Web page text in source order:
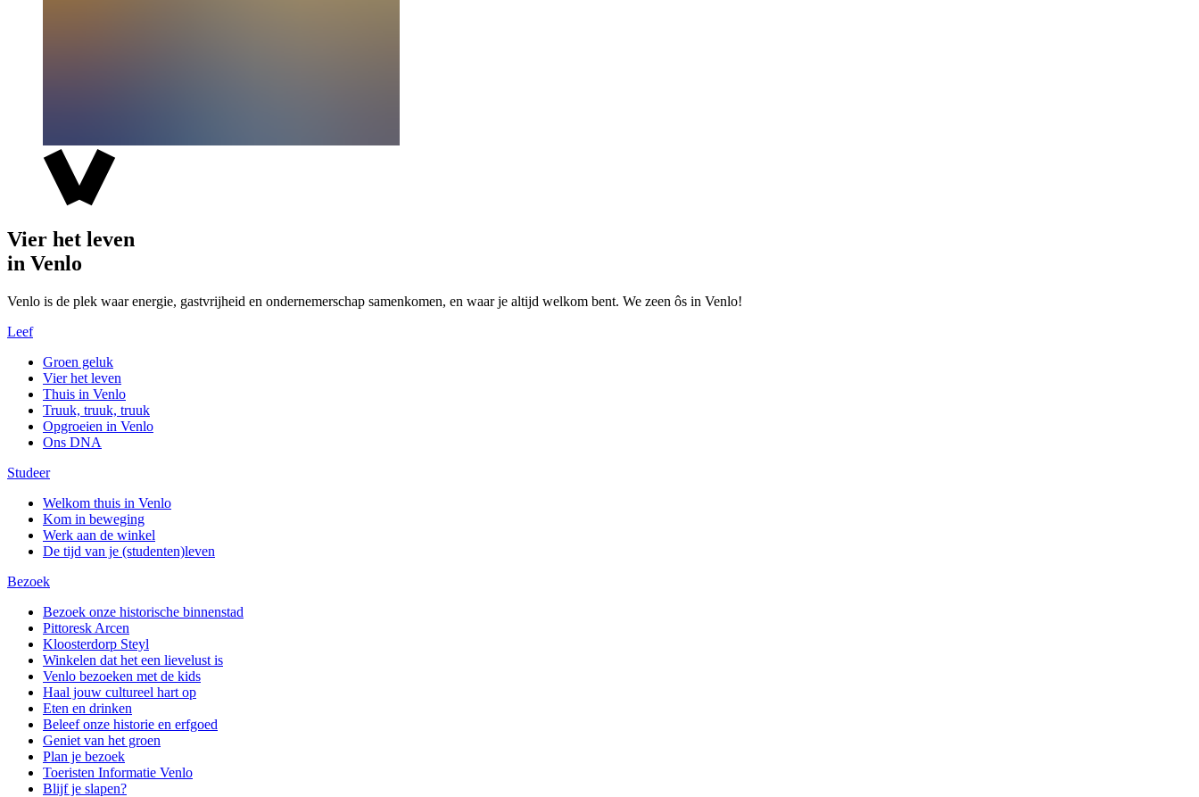
Vier het leven
in Venlo
Venlo is de plek waar energie, gastvrijheid en ondernemerschap samenkomen, en waar je altijd welkom bent. We zeen ôs in Venlo!
Leef
Groen geluk
Vier het leven
Thuis in Venlo
Truuk, truuk, truuk
Opgroeien in Venlo
Ons DNA
Studeer
Welkom thuis in Venlo
Kom in beweging
Werk aan de winkel
De tijd van je (studenten)leven
Bezoek
Bezoek onze historische binnenstad
Pittoresk Arcen
Kloosterdorp Steyl
Winkelen dat het een lievelust is
Venlo bezoeken met de kids
Haal jouw cultureel hart op
Eten en drinken
Beleef onze historie en erfgoed
Geniet van het groen
Plan je bezoek
Toeristen Informatie Venlo
Blijf je slapen?